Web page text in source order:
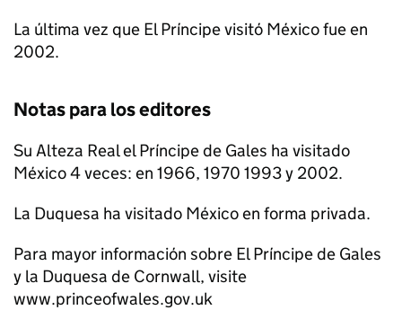
La última vez que El Príncipe visitó México fue en
2002.
Notas para los editores
Su Alteza Real el Príncipe de Gales ha visitado
México 4 veces: en 1966, 1970 1993 y 2002.
La Duquesa ha visitado México en forma privada.
Para mayor información sobre El Príncipe de Gales
y la Duquesa de Cornwall, visite
www.princeofwales.gov.uk